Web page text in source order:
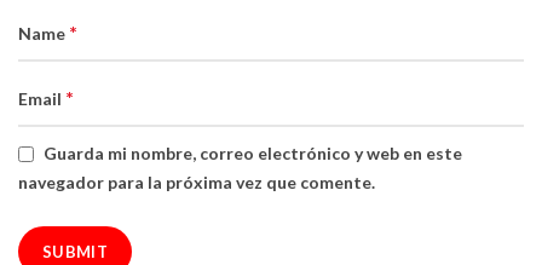
Name *
Email *
Guarda mi nombre, correo electrónico y web en este
navegador para la próxima vez que comente.